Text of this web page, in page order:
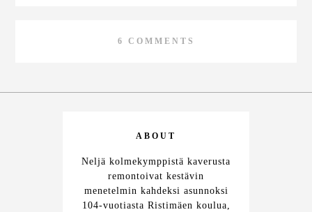
6 COMMENTS
ABOUT
Neljä kolmekymppistä kaverusta
remontoivat kestävin
menetelmin kahdeksi asunnoksi
104-vuotiasta Ristimäen koulua,